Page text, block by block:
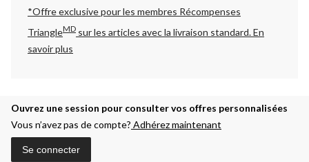
*Offre exclusive pour les membres Récompenses
TriangleMD sur les articles avec la livraison standard.En
savoir plus
Ouvrez une session pour consulter vos offres personnalisées
Vous n’avez pas de compte? Adhérez maintenant
Se connecter